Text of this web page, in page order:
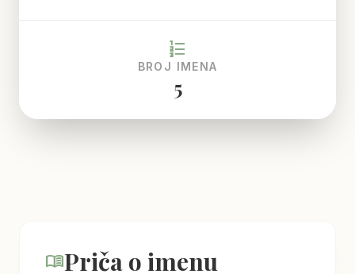
format_list_numbered
BROJ IMENA
5
menu_bookPriča o imenu